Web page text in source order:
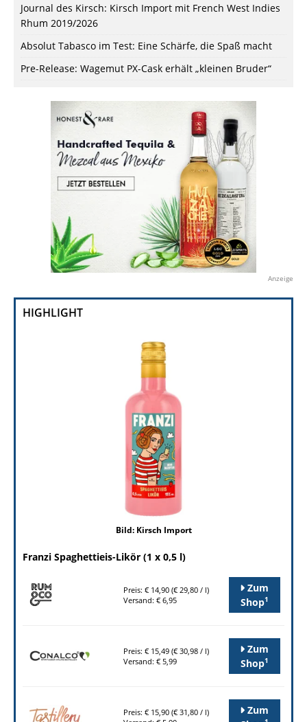
Journal des Kirsch: Kirsch Import mit French West Indies
Rhum 2019/2026
Absolut Tabasco im Test: Eine Schärfe, die Spaß macht
Pre-Release: Wagemut PX-Cask erhält „kleinen Bruder“
Anzeige
HIGHLIGHT
Bild: Kirsch Import
Franzi Spaghettieis-Likör (1 x 0,5 l)
Preis: € 14,90 (€ 29,80 / l)
Versand: € 6,95
Zum
Shop1
Preis: € 15,49 (€ 30,98 / l)
Versand: € 5,99
Zum
Shop1
Preis: € 15,90 (€ 31,80 / l)
Zum